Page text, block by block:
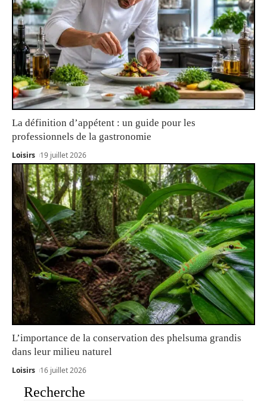
La définition d’appétent : un guide pour les
professionnels de la gastronomie
Loisirs 19 juillet 2026
L’importance de la conservation des phelsuma grandis
dans leur milieu naturel
Loisirs 16 juillet 2026
Recherche